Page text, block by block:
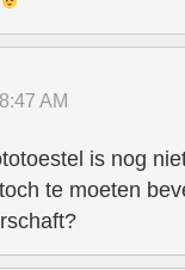
AM
is nog
te moeten